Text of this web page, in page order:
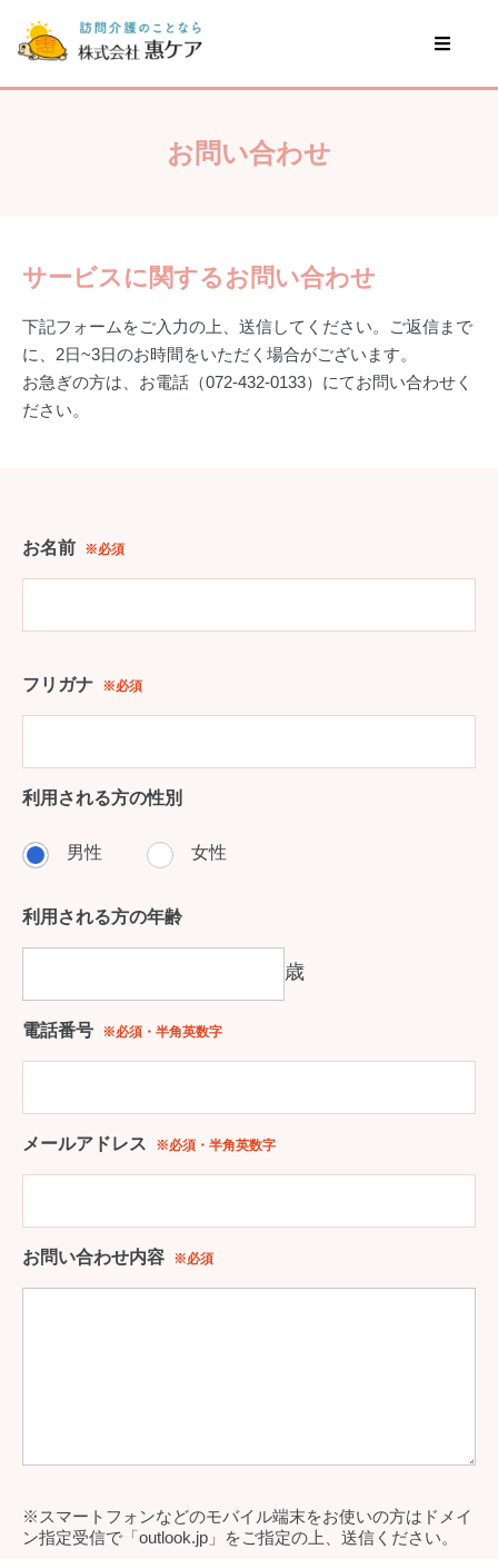
お問い合わせ
サービスに関するお問い合わせ
下記フォームをご入力の上、送信してください。ご返信まで
に、2日~3日のお時間をいただく場合がございます。
お急ぎの方は、お電話（072-432-0133）にてお問い合わせく
ださい。
お名前 ※必須
フリガナ ※必須
利用される方の性別
男性 女性
利用される方の年齢
歳
電話番号 ※必須・半角英数字
メールアドレス ※必須・半角英数字
お問い合わせ内容 ※必須
※スマートフォンなどのモバイル端末をお使いの方はドメイ
ン指定受信で「outlook.jp」をご指定の上、送信ください。